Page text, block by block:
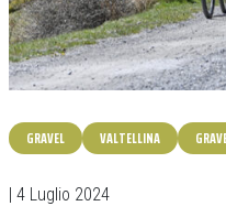
GRAVEL VALTELLINA
| 4 Luglio 2024